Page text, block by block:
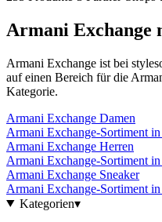
Armani Exchange
Armani Exchange ist bei
auf einen Bereich für die
Kategorie.
Armani Exchange Damen
Armani Exchange-Sortiment in
Armani Exchange Herren
Armani Exchange-Sortiment in
Armani Exchange Sneaker
Armani Exchange-Sortiment in
Kategorien▾